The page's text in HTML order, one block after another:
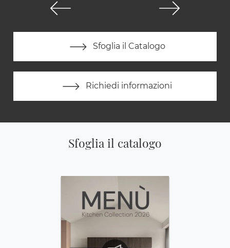
Sfoglia il Catalogo
Richiedi informazioni
Sfoglia il catalogo